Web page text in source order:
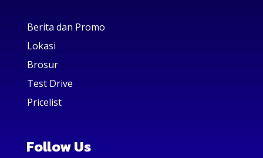
Berita dan Promo
Lokasi
Brosur
Test Drive
Pricelist
Follow Us